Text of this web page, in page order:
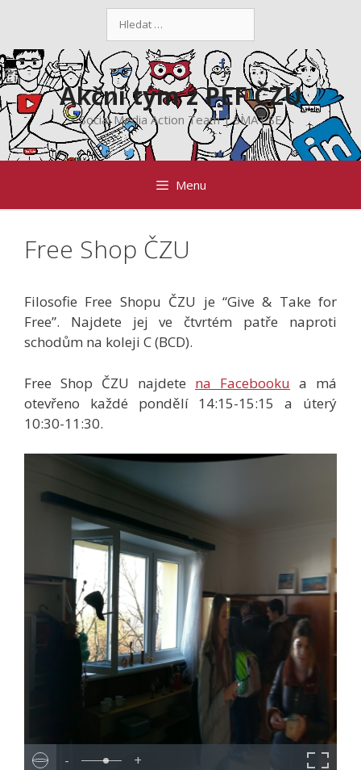
obsah
Akční tým z PEF ČZU
Social Media Action Team | SMAT.SE
Menu
Free Shop ČZU
Filosofie Free Shopu ČZU je “Give & Take for
Free”. Najdete jej ve čtvrtém patře naproti
schodům na koleji C (BCD).
Free Shop ČZU najdete na Facebooku a má
otevřeno každé pondělí 14:15-15:15 a úterý
10:30-11:30.
- +